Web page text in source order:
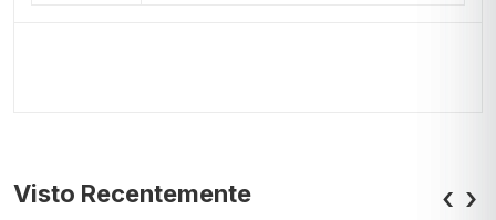
Visto Recentemente ‹ ›